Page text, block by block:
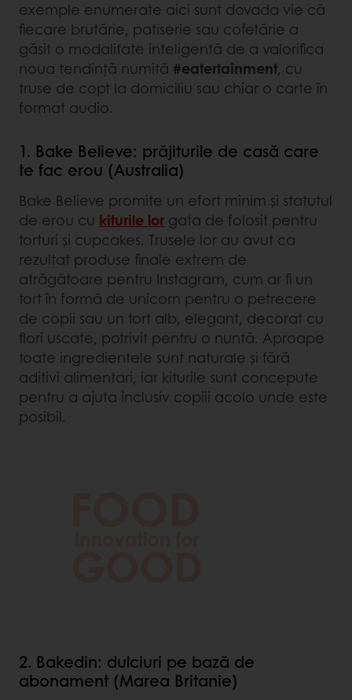
exemple enumerate aici sunt dovada vie că
fiecare brutărie, patiserie sau cofetărie a
găsit o modalitate inteligentă de a valorifica
noua tendință numită #eatertainment, cu
truse de copt la domiciliu sau chiar o carte în
format audio.
1. Bake Believe: prăjiturile de casă care
te fac erou (Australia)
Bake Believe promite un efort minim și statutul
de erou cu kiturile lor gata de folosit pentru
torturi și cupcakes. Trusele lor au avut ca
rezultat produse finale extrem de
atrăgătoare pentru Instagram, cum ar fi un
tort în formă de unicorn pentru o petrecere
de copii sau un tort alb, elegant, decorat cu
flori uscate, potrivit pentru o nuntă. Aproape
toate ingredientele sunt naturale și fără
aditivi alimentari, iar kiturile sunt concepute
pentru a ajuta inclusiv copiii acolo unde este
posibil.
2. Bakedin: dulciuri pe bază de
abonament (Marea Britanie)